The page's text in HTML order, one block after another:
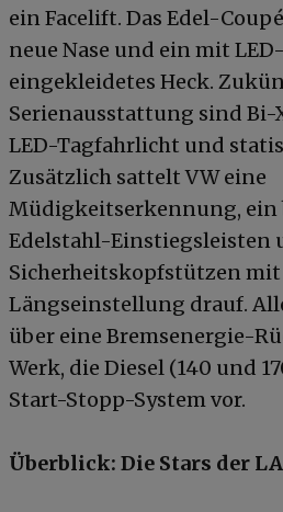
ein Facelift. Das Edel-
neue Nase und ein mit
eingekleidetes Heck.
Serienausstattung sind Bi-
LED-Tagfahrlicht und
Zusätzlich sattelt VW eine
Müdigkeitserkennung, ein
Edelstahl-Einstiegsleisten
Sicherheitskopfstützen
Längseinstellung drauf.
über eine Bremsenergie-
Werk, die Diesel (140 und
Start-Stopp-System vor.
Überblick: Die Stars der LA